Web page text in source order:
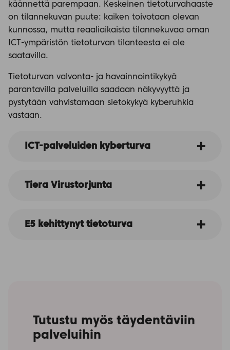
käännettä parempaan. Keskeinen tietoturvahaaste
on tilannekuvan puute: kaiken toivotaan olevan
kunnossa, mutta reaaliaikaista tilannekuvaa oman
ICT-ympäristön tietoturvan tilanteesta ei ole
saatavilla.
Tietoturvan valvonta- ja havainnointikykyä
parantavilla palveluilla saadaan näkyvyyttä ja
pystytään vahvistamaan sietokykyä kyberuhkia
vastaan.
ICT-palveluiden kyberturva
Tiera Virustorjunta
E5 kehittynyt tietoturva
Tutustu myös täydentäviin
palveluihin